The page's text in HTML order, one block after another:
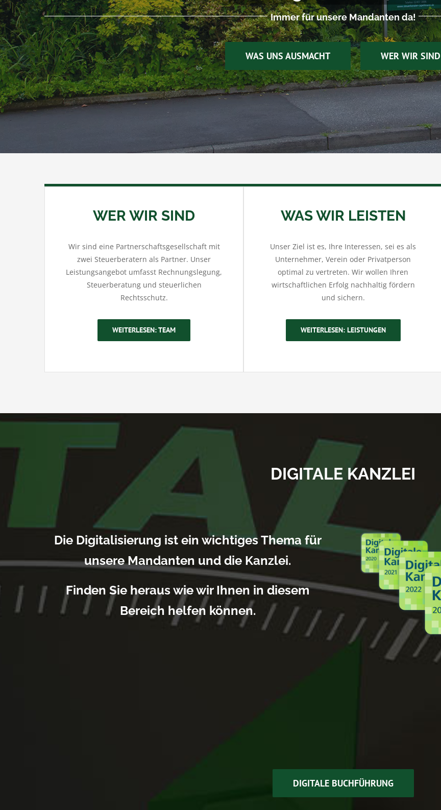
Immer für unsere Mandanten da!
WAS UNS AUSMACHT WER WIR SIND
WER WIR SIND
Wir sind eine Partnerschaftsgesellschaft mit
zwei Steuerberatern als Partner. Unser
Leistungsangebot umfasst Rechnungslegung,
Steuerberatung und steuerlichen
Rechtsschutz.
WEITERLESEN: TEAM
WAS WIR LEISTEN
Unser Ziel ist es, Ihre Interessen, sei es als
Unternehmer, Verein oder Privatperson
optimal zu vertreten. Wir wollen Ihren
wirtschaftlichen Erfolg nachhaltig fördern
und sichern.
WEITERLESEN: LEISTUNGEN
DIGITALE KANZLEI
Die Digitalisierung ist ein wichtiges Thema für
unsere Mandanten und die Kanzlei.
Finden Sie heraus wie wir Ihnen in diesem
Bereich helfen können.
DIGITALE BUCHFÜHRUNG